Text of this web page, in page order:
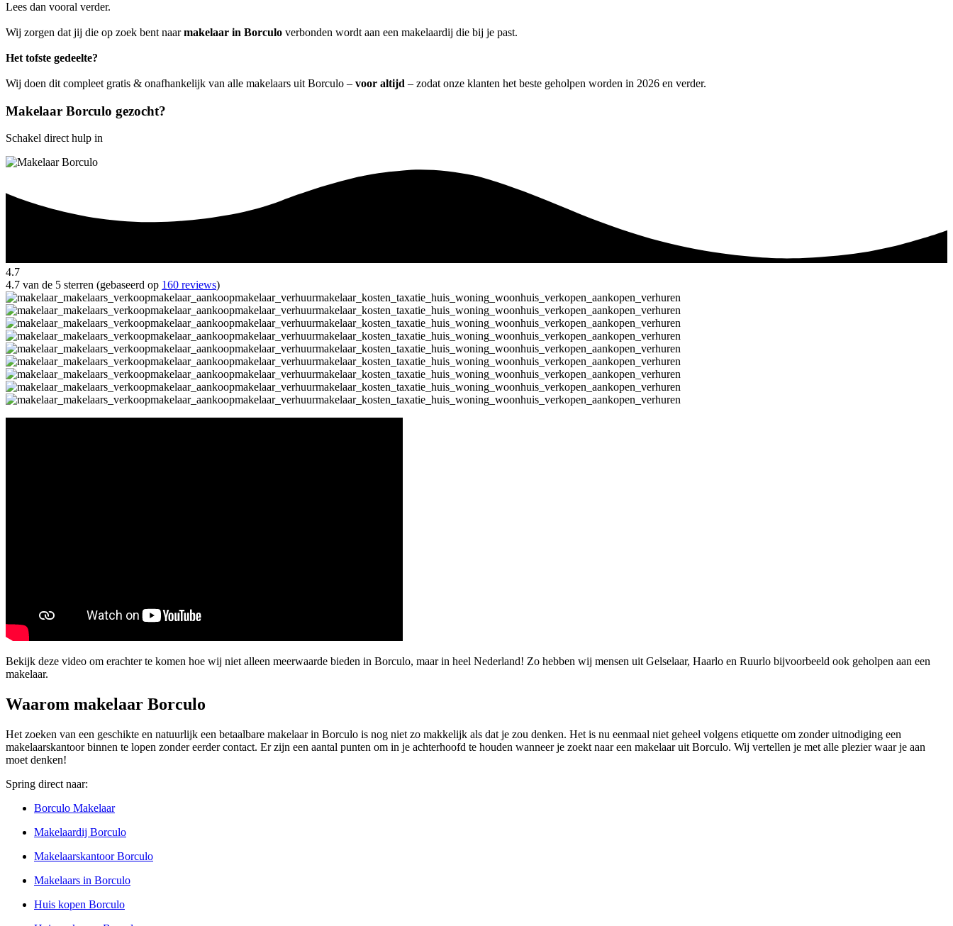
Lees dan vooral verder.
Wij zorgen dat jij die op zoek bent naarmakelaar in Borculo verbonden wordt aan een makelaardij die bij je past.
Het tofste gedeelte?
Wij doen dit compleet gratis & onafhankelijk van alle makelaars uit Borculo – voor altijd – zodat onze klanten het beste geholpen worden in 2026 en verder.
Makelaar Borculo gezocht?
Schakel direct hulp in
4.7
4.7 van de 5 sterren (gebaseerd op 160 reviews)
Bekijk deze video om erachter te komen hoe wij niet alleen meerwaarde bieden in Borculo, maar in heel Nederland! Zo hebben wij mensen uit Gelselaar, Haarlo en Ruurlo bijvoorbeeld ook geholpen aan een
makelaar.
Waarom makelaar Borculo
Het zoeken van een geschikte en natuurlijk een betaalbare makelaar in Borculo is nog niet zo makkelijk als dat je zou denken. Het is nu eenmaal niet geheel volgens etiquette om zonder uitnodiging een
makelaarskantoor binnen te lopen zonder eerder contact. Er zijn een aantal punten om in je achterhoofd te houden wanneer je zoekt naar een makelaar uit Borculo. Wij vertellen je met alle plezier waar je aan
moet denken!
Spring direct naar:
Borculo Makelaar
Makelaardij Borculo
Makelaarskantoor Borculo
Makelaars in Borculo
Huis kopen Borculo